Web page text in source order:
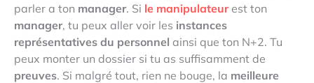
parler a ton manager. Si le manipulateurest ton
manager, tu peux aller voir les instances
représentatives du personnel ainsi que ton N+2. Tu
peux monter un dossier si tu as suffisamment de
preuves. Si malgré tout, rien ne bouge, la meilleure